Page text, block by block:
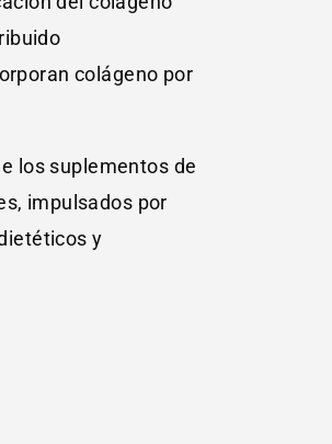
colágeno por
los suplementos de
impulsados por
y